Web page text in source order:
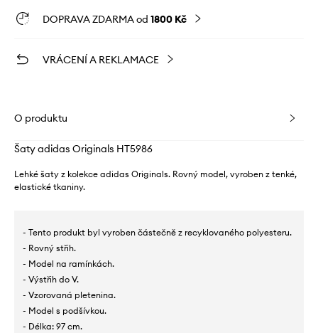
DOPRAVA ZDARMA od 1800 Kč
VRÁCENÍ A REKLAMACE
O produktu
Šaty adidas Originals HT5986
Lehké šaty z kolekce adidas Originals. Rovný model, vyroben z tenké,
elastické tkaniny.
- Tento produkt byl vyroben částečně z recyklovaného polyesteru.
- Rovný střih.
- Model na ramínkách.
- Výstřih do V.
- Vzorovaná pletenina.
- Model s podšívkou.
- Délka: 97 cm.